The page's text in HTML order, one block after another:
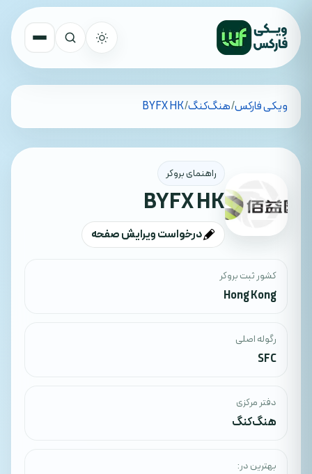
تمام کشورهاویکی فارکس/هنگ‌کنگ/
BYFX HK
راهنمای بروکر
BYFX HK
درخواست ویرایش صفحه
کشور ثبت بروکر
Hong Kong
رگوله اصلی
SFC
دفتر مرکزی
هنگ‌کنگ
بهترین در: